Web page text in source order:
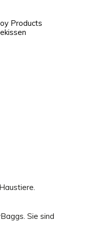
Products
Sie sind